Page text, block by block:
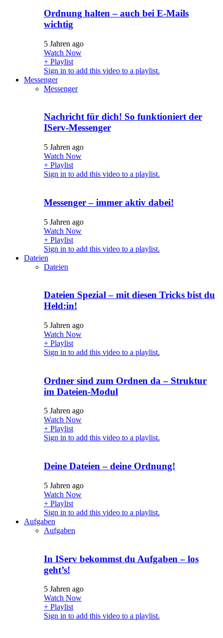
Ordnung halten – auch bei E-Mails
wichtig
5 Jahren ago
Watch Now
+ Playlist
Sign in to add this video to a playlist.
Messenger
Messenger
Nachricht für dich! So funktioniert der
IServ-Messenger
5 Jahren ago
Watch Now
+ Playlist
Sign in to add this video to a playlist.
Messenger – immer aktiv dabei!
5 Jahren ago
Watch Now
+ Playlist
Sign in to add this video to a playlist.
Dateien
Dateien
Dateien Spezial – mit diesen Tricks bist du
Held:in!
5 Jahren ago
Watch Now
+ Playlist
Sign in to add this video to a playlist.
Ordner sind zum Ordnen da – Struktur
im Dateien-Modul
5 Jahren ago
Watch Now
+ Playlist
Sign in to add this video to a playlist.
Deine Dateien – deine Ordnung!
5 Jahren ago
Watch Now
+ Playlist
Sign in to add this video to a playlist.
Aufgaben
Aufgaben
In IServ bekommst du Aufgaben – los
geht’s!
5 Jahren ago
Watch Now
+ Playlist
Sign in to add this video to a playlist.